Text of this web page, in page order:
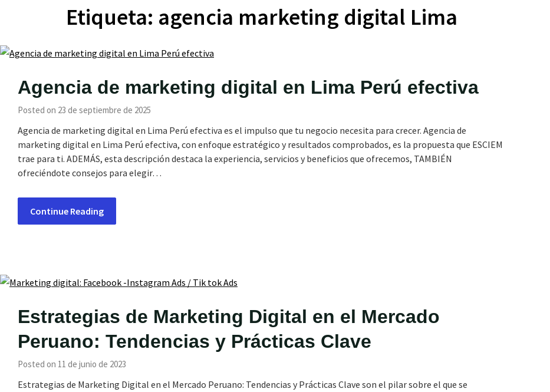
Etiqueta: agencia marketing digital Lima
Agencia de marketing digital en Lima Perú efectiva
Posted on 23 de septiembre de 2025
Agencia de marketing digital en Lima Perú efectiva es el impulso que tu negocio necesita para crecer. Agencia de
marketing digital en Lima Perú efectiva, con enfoque estratégico y resultados comprobados, es la propuesta que ESCIEM
trae para ti. ADEMÁS, esta descripción destaca la experiencia, servicios y beneficios que ofrecemos, TAMBIÉN
ofreciéndote consejos para elegir…
Continue Reading
Estrategias de Marketing Digital en el Mercado
Peruano: Tendencias y Prácticas Clave
Posted on 11 de junio de 2023
Estrategias de Marketing Digital en el Mercado Peruano: Tendencias y Prácticas Clave son el pilar sobre el que se